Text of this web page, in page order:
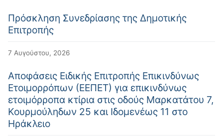
Πρόσκληση Συνεδρίασης της Δημοτικής
Επιτροπής
7 Αυγούστου, 2026
Αποφάσεις Ειδικής Επιτροπής Επικινδύνως
Ετοιμορρόπων (ΕΕΠΕΤ) για επικινδύνως
ετοιμόρροπα κτίρια στις οδούς Μαρκατάτου 7,
Κουρμούληδων 25 και Ιδομενέως 11 στο
Ηράκλειο